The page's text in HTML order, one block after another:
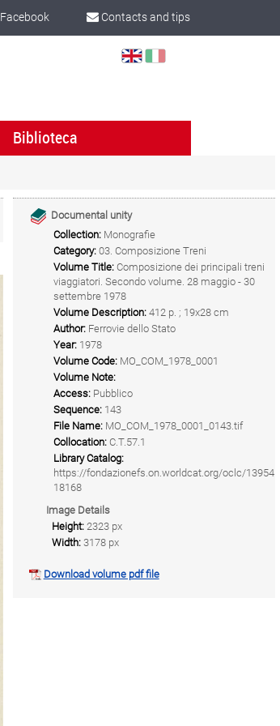
Contacts and tips
Facebook
Select
Biblioteca
Documental unity
Collection: Monografie
Category: 03. Composizione Treni
Volume Title: Composizione dei principali treni
viaggiatori. Secondo volume. 28 maggio - 30
settembre 1978
Volume Description: 412 p. ; 19x28 cm
Author: Ferrovie dello Stato
Year: 1978
Volume Code: MO_COM_1978_0001
Volume Note:
Access: Pubblico
Sequence: 143
File Name: MO_COM_1978_0001_0143.tif
Collocation: C.T.57.1
Library Catalog:
https://fondazionefs.on.worldcat.org/oclc/13954
18168
Image Details
Height: 2323 px
Width: 3178 px
Download volume pdf file